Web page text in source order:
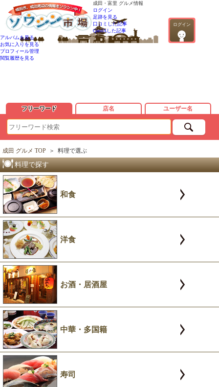
成田・富里 グルメ情報
ログイン
ログイン
足跡を見る
口コミした記事
QandAした記事
アルバムを見る
お気に入りを見る
プロフィール管理
閲覧履歴を見る
フリーワード 店名 ユーザー名
成田 グルメ TOP ＞ 料理で選ぶ
料理で探す
和食
洋食
お酒・居酒屋
中華・多国籍
寿司